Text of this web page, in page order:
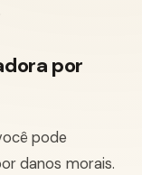
por
pode
danos morais.